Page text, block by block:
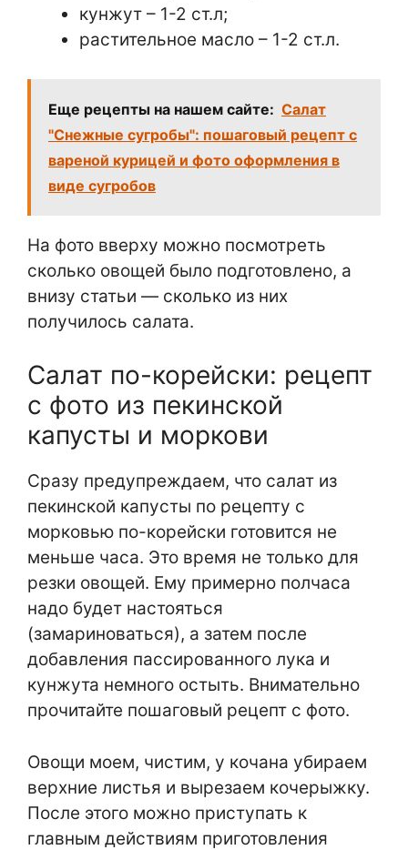
кунжут – 1-2 ст.л;
растительное масло – 1-2 ст.л.
Еще рецепты на нашем сайте: Салат
"Снежные сугробы": пошаговый рецепт с
вареной курицей и фото оформления в
виде сугробов
На фото вверху можно посмотреть
сколько овощей было подготовлено, а
внизу статьи — сколько из них
получилось салата.
Салат по-корейски: рецепт
с фото из пекинской
капусты и моркови
Сразу предупреждаем, что салат из
пекинской капусты по рецепту с
морковью по-корейски готовится не
меньше часа. Это время не только для
резки овощей. Ему примерно полчаса
надо будет настояться
(замариноваться), а затем после
добавления пассированного лука и
кунжута немного остыть. Внимательно
прочитайте пошаговый рецепт с фото.
Овощи моем, чистим, у кочана убираем
верхние листья и вырезаем кочерыжку.
После этого можно приступать к
главным действиям приготовления